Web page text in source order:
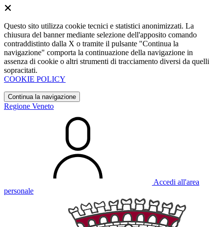
Questo sito utilizza cookie tecnici e statistici anonimizzati. La
chiusura del banner mediante selezione dell'apposito comando
contraddistinto dalla X o tramite il pulsante "Continua la
navigazione" comporta la continuazione della navigazione in
assenza di cookie o altri strumenti di tracciamento diversi da quelli
sopracitati.
COOKIE POLICY
Continua la navigazione
Regione Veneto
Accedi all'area
personale